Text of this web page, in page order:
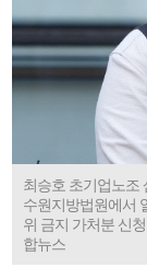
최승호 초기업노조
수원지방법원에서
위 금지 가처분 신
합뉴스